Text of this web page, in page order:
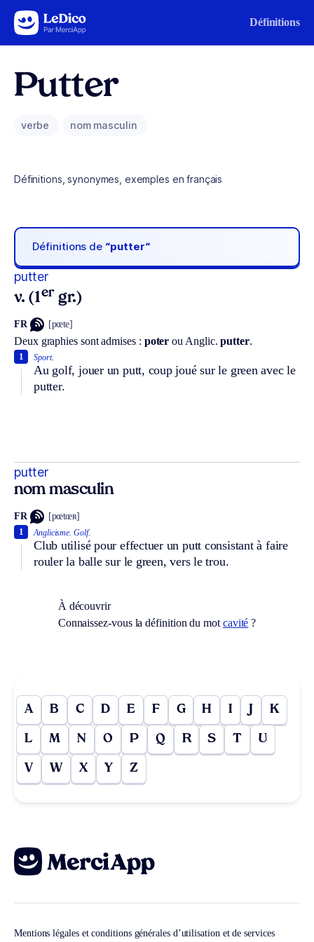
Aller au contenu Définitions
Putter
verbe nom masculin
Définitions, synonymes, exemples en français
Définitions de “putter“
putter
v. (1er gr.)
FR [pœte]
Deux graphies sont admises : poter ou Anglic. putter.
Sport.
Au golf, jouer un putt, coup joué sur le green avec le
putter.
1
putter
nom masculin
FR [pœtœʀ]
Anglicisme. Golf.
Club utilisé pour effectuer un putt consistant à faire
rouler la balle sur le green, vers le trou.
1
À découvrir
Connaissez-vous la définition du mot cavité ?
A B C D E F G H I J K
L M N O P Q R S T U
V W X Y Z
Mentions légales et conditions générales d’utilisation et de services